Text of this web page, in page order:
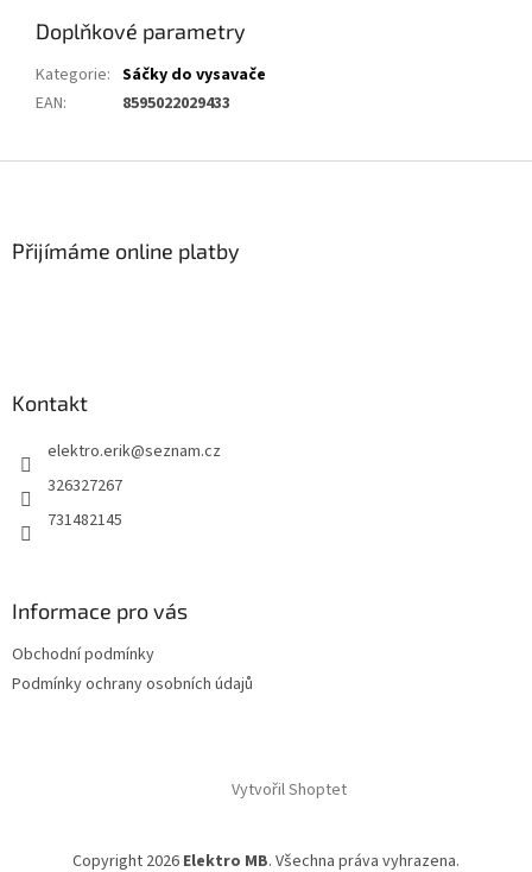
Doplňkové parametry
Kategorie: Sáčky do vysavače
EAN: 8595022029433
Přijímáme online platby
Kontakt
elektro.erik@seznam.cz
326327267
731482145
Informace pro vás
Obchodní podmínky
Podmínky ochrany osobních údajů
Vytvořil Shoptet
Copyright 2026 Elektro MB. Všechna práva vyhrazena.